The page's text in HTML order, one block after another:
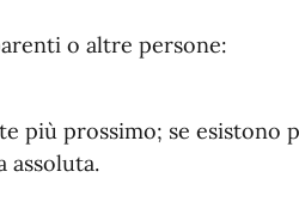
o altre persone:
più prossimo; se esistono
assoluta.